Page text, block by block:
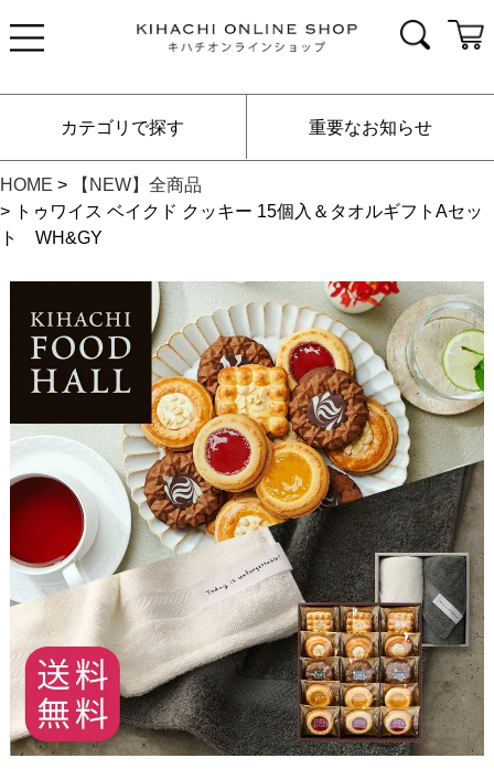
カテゴリで探す 重要なお知らせ
HOME
【NEW】全商品
トゥワイス ベイクド クッキー 15個入＆タオルギフトAセッ
ト WH&GY